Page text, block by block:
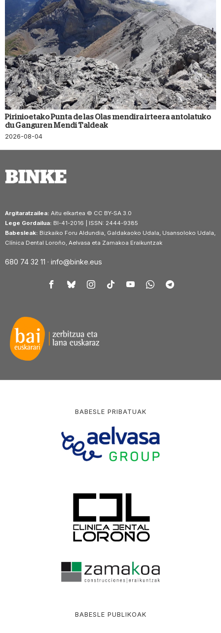
Pirinioetako Punta de las Olas mendira irteera antolatuko
du Ganguren Mendi Taldeak
2026-08-04
Argitaratzailea: Aitu elkartea © CC BY-SA 3.0
Lege Gordailua: BI-41-2016 | ISSN: 2444-9385
Babesleak: Bizkaiko Foru Aldundia, Galdakaoko Udala, Usansoloko Udala,
Clínica Dental Loroño, Aelvasa eta Zamakoa Eraikuntzak
680 74 32 11 · info@binke.eus
BABESLE PRIBATUAK
BABESLE PUBLIKOAK